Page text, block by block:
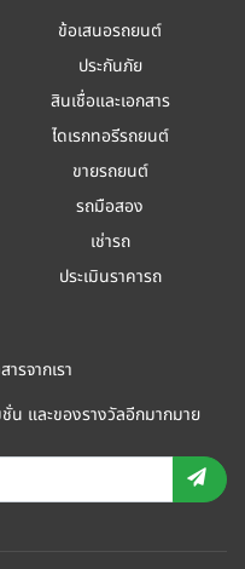
ข้อเสนอรถยนต์
ประกันภัย
สินเชื่อและเอกสาร
ไดเรกทอรีรถยนต์
ขายรถยนต์
รถมือสอง
เช่ารถ
ประเมินราคารถ
รจากเรา
น และของรางวัลอีกมากมาย